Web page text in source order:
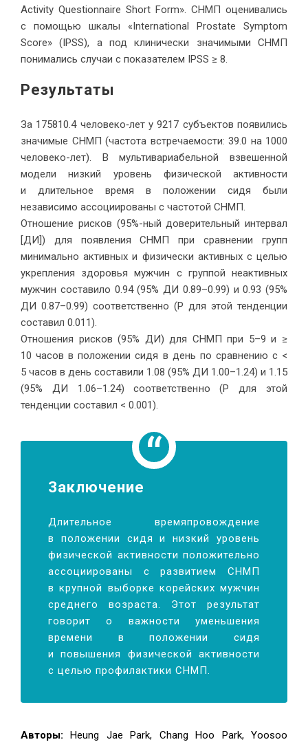
Activity Questionnaire Short Form». СНМП оценивались
с помощью шкалы «International Prostate Symptom
Score» (IPSS), а под клинически значимыми СНМП
понимались случаи с показателем IPSS ≥ 8.
Результаты
За 175810.4 человеко‐лет у 9217 субъектов появились
значимые СНМП (частота встречаемости: 39.0 на 1000
человеко-лет). В мультивариабельной взвешенной
модели низкий уровень физической активности
и длительное время в положении сидя были
независимо ассоциированы с частотой СНМП.
Отношение рисков (95%-ный доверительный интервал
[ДИ]) для появления СНМП при сравнении групп
минимально активных и физически активных с целью
укрепления здоровья мужчин с группой неактивных
мужчин составило 0.94 (95% ДИ 0.89–0.99) и 0.93 (95%
ДИ 0.87–0.99) соответственно (P для этой тенденции
составил 0.011).
Отношения рисков (95% ДИ) для СНМП при 5–9 и ≥
10 часов в положении сидя в день по сравнению с <
5 часов в день составили 1.08 (95% ДИ 1.00–1.24) и 1.15
(95% ДИ 1.06–1.24) соответственно (P для этой
тенденции составил < 0.001).
Заключение
Длительное времяпровождение
в положении сидя и низкий уровень
физической активности положительно
ассоциированы с развитием СНМП
в крупной выборке корейских мужчин
среднего возраста. Этот результат
говорит о важности уменьшения
времени в положении сидя
и повышения физической активности
с целью профилактики СНМП.
Авторы:Heung Jae Park, Chang Hoo Park, Yoosoo